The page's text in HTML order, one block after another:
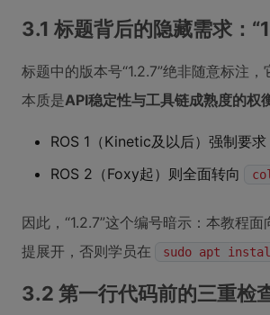
3.1 标题背后的隐藏需求：
标题中的版本号“1.2.7”绝非随意标注
本质是API稳定性与工具链成熟度的权
ROS 1（Kinetic及以后）强制要求
ROS 2（Foxy起）则全面转向
因此，“1.2.7”这个编号暗示：本教程
提展开，否则学员在
sudo apt
3.2 第一行代码前的三重检